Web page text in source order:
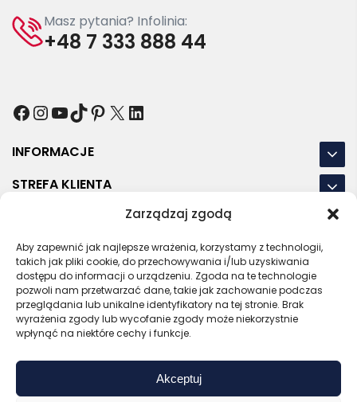
Zarządzaj zgodą
Aby zapewnić jak najlepsze wrażenia, korzystamy z technologii,
takich jak pliki cookie, do przechowywania i/lub uzyskiwania
dostępu do informacji o urządzeniu. Zgoda na te technologie
pozwoli nam przetwarzać dane, takie jak zachowanie podczas
przeglądania lub unikalne identyfikatory na tej stronie. Brak
wyrażenia zgody lub wycofanie zgody może niekorzystnie
wpłynąć na niektóre cechy i funkcje.
Akceptuj
Masz pytania? Infolinia:
+48 7 333 888 44
Facebook
Instagram
YouTube
TikTok
Pinterest
X LinkedIn
INFORMACJE
STREFA KLIENTA
NASZE LOKALIZACJE
OSTATNIE POSTY
RODOREGULAMINPOLITYKA PRYWATNOŚCI
Zaufany sprzedawca